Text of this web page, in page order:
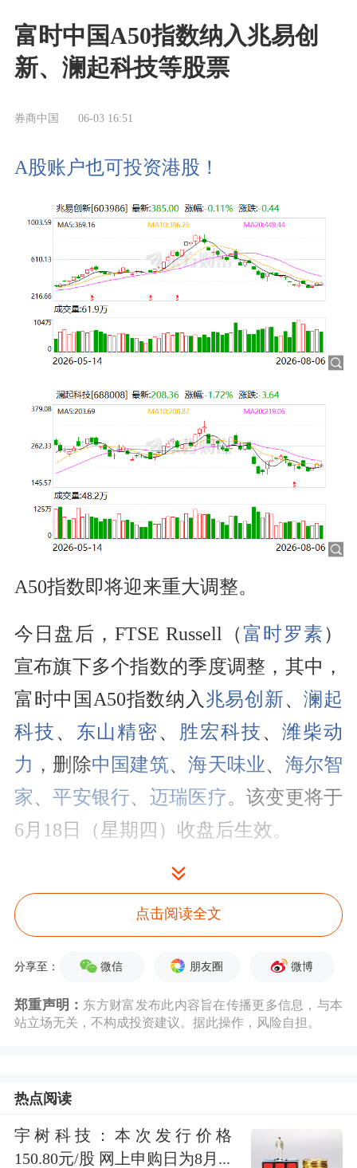
富时中国A50指数纳入兆易创
新、澜起科技等股票
券商中国 06-03 16:51
A股账户也可投资港股！
A50指数即将迎来重大调整。
今日盘后，FTSE Russell（富时罗素 ）
宣布旗下多个指数的季度调整，其中，
富时中国A50指数纳入 兆易创新、澜起
科技、 东山精密、 胜宏科技、潍柴动
力 ，删除中国建筑、海天味业、 海尔智
家、平安银行、 迈瑞医疗。该变更将于
6月18日（星期四）收盘后生效。
从调整名单来看，此次纳入的科技股含
量较高，且相关个股股价年内表现非常
亮眼，兆易创新、澜起科技、东山精密
股价年内累计涨幅均超100%。业内人
士指出，富时罗素指数是全球众多指数
金就必须在生效日附近强制买入该股
票。
点击阅读全文
分享至： 微信 朋友圈 微博
郑重声明： 东方财富发布此内容旨在传播更多信息，与本
站立场无关，不构成投资建议。据此操作，风险自担。
热点阅读
宇树科技：本次发行价格
150.80元/股 网上申购日为8月...